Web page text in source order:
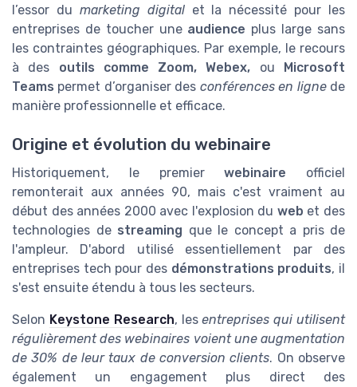
l’essor du marketing digitalet la nécessité pour les
entreprises de toucher une audience plus large sans
les contraintes géographiques. Par exemple, le recours
à des outils comme Zoom, Webex, ou Microsoft
Teams permet d’organiser des conférences en lignede
manière professionnelle et efficace.
Origine et évolution du webinaire
Historiquement, le premierwebinaire officiel
remonterait aux années 90, mais c'est vraiment au
début des années 2000 avec l'explosion du web et des
technologies de streaming que le concept a pris de
l'ampleur. D'abord utilisé essentiellement par des
entreprises tech pour des démonstrations produits, il
s'est ensuite étendu à tous les secteurs.
Selon Keystone Research, lesentreprises qui utilisent
régulièrement des webinaires voient une augmentation
de 30% de leur taux de conversion clients. On observe
également un engagement plus direct des